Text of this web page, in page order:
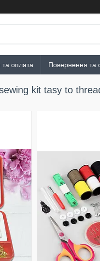
та оплата Повернення та
kit tasy to